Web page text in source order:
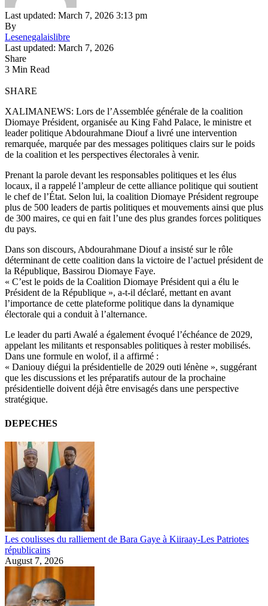
Last updated: March 7, 2026 3:13 pm
By
Lesenegalaislibre
Last updated: March 7, 2026
Share
3 Min Read
SHARE
XALIMANEWS: Lors de l’Assemblée générale de la coalition
Diomaye Président, organisée au King Fahd Palace, le ministre et
leader politique Abdourahmane Diouf a livré une intervention
remarquée, marquée par des messages politiques clairs sur le poids
de la coalition et les perspectives électorales à venir.
Prenant la parole devant les responsables politiques et les élus
locaux, il a rappelé l’ampleur de cette alliance politique qui soutient
le chef de l’État. Selon lui, la coalition Diomaye Président regroupe
plus de 500 leaders de partis politiques et mouvements ainsi que plus
de 300 maires, ce qui en fait l’une des plus grandes forces politiques
du pays.
Dans son discours, Abdourahmane Diouf a insisté sur le rôle
déterminant de cette coalition dans la victoire de l’actuel président de
la République, Bassirou Diomaye Faye.
« C’est le poids de la Coalition Diomaye Président qui a élu le
Président de la République », a-t-il déclaré, mettant en avant
l’importance de cette plateforme politique dans la dynamique
électorale qui a conduit à l’alternance.
Le leader du parti Awalé a également évoqué l’échéance de 2029,
appelant les militants et responsables politiques à rester mobilisés.
Dans une formule en wolof, il a affirmé :
« Daniouy diégui la présidentielle de 2029 outi lénène », suggérant
que les discussions et les préparatifs autour de la prochaine
présidentielle doivent déjà être envisagés dans une perspective
stratégique.
DEPECHES
Les coulisses du ralliement de Bara Gaye à Kiiraay-Les Patriotes
républicains
August 7, 2026